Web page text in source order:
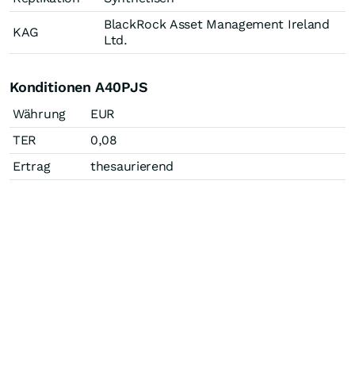
KAG
BlackRock Asset Management Ireland
Ltd.
Konditionen A40PJS
Währung
EUR
TER
0,08
Ertrag
thesaurierend